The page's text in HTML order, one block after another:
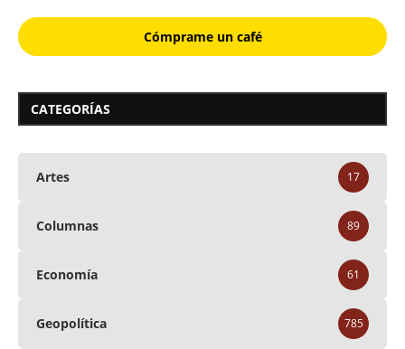
Cómprame un café
CATEGORÍAS
Artes 17
Columnas 89
Economía 61
Geopolítica 785